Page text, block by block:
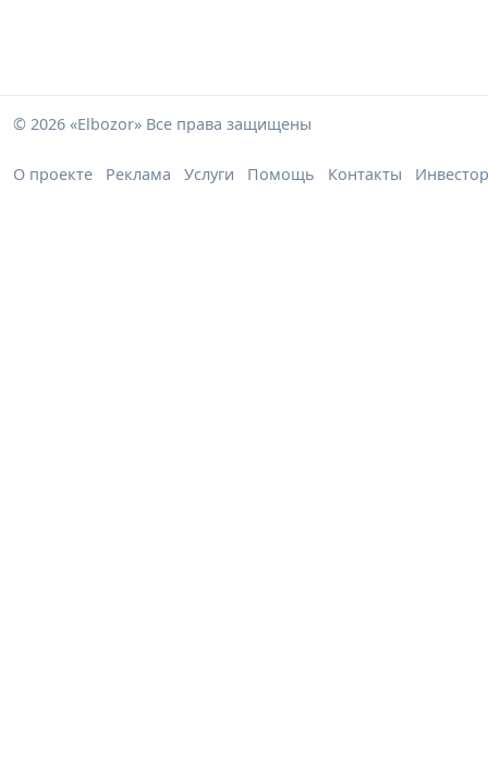
© 2026 «Elbozor» Все права защищены
О проекте Реклама Услуги Помощь Контакты